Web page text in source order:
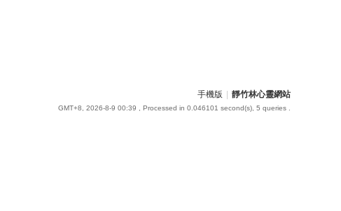
手機版 靜竹林心靈網站
GMT+8, 2026-8-9 00:39 , Processed in 0.046101 second(s), 5 queries .